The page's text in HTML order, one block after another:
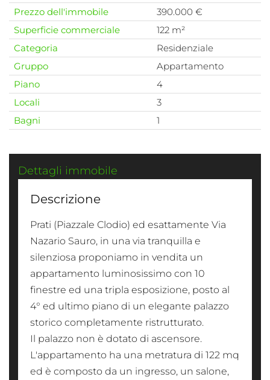
Prezzo dell'immobile
390.000 €
Superficie commerciale
122 m²
Categoria
Residenziale
Gruppo
Appartamento
Piano
4
Locali
3
Bagni
1
Dettagli immobile
Descrizione
Prati (Piazzale Clodio) ed esattamente Via
Nazario Sauro, in una via tranquilla e
silenziosa proponiamo in vendita un
appartamento luminosissimo con 10
finestre ed una tripla esposizione, posto al
4° ed ultimo piano di un elegante palazzo
storico completamente ristrutturato.
Il palazzo non è dotato di ascensore.
L'appartamento ha una metratura di 122 mq
ed è composto da un ingresso, un salone,